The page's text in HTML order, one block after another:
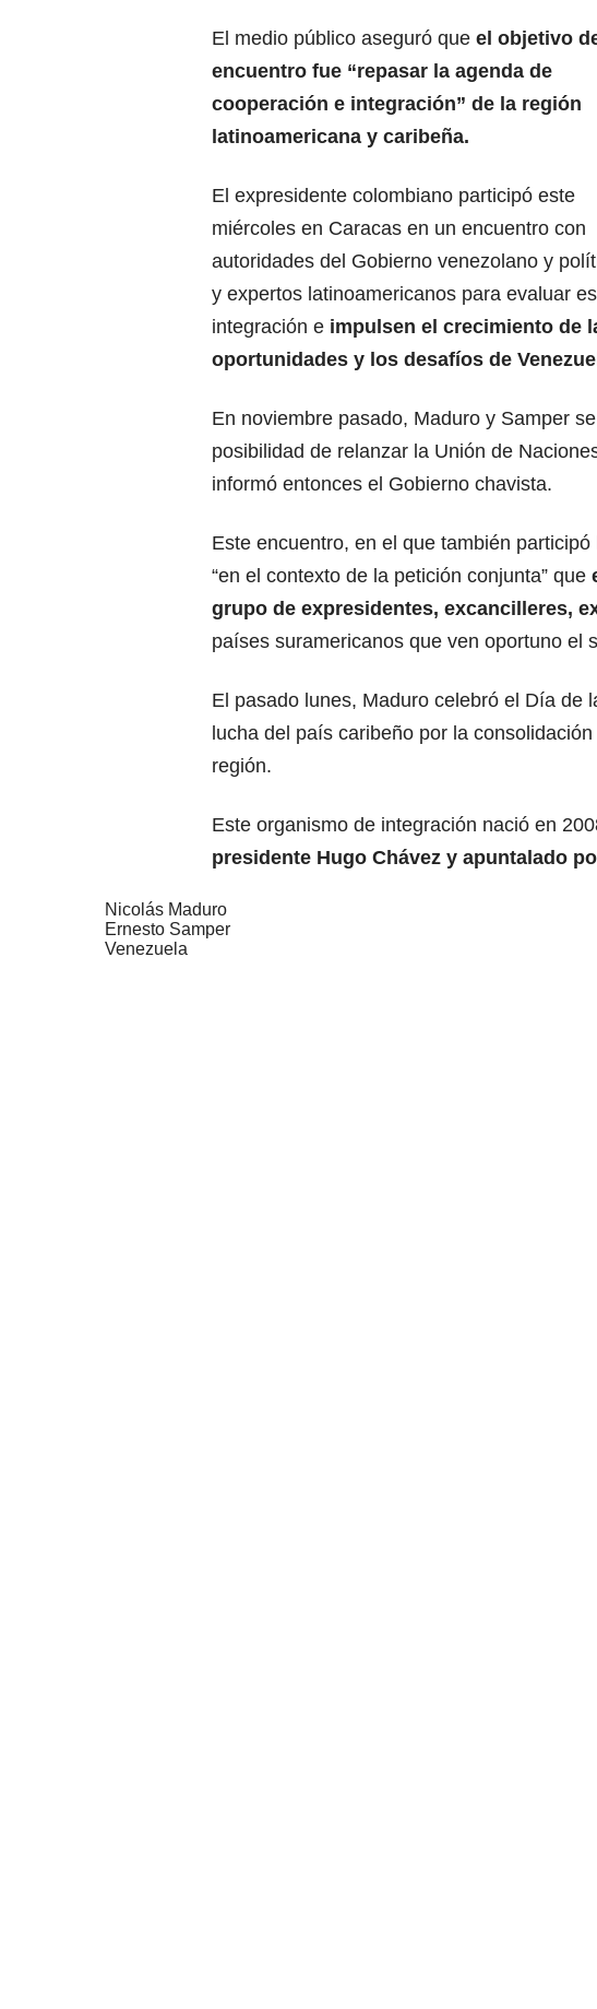
El medio público aseguró que el objetivo
encuentro fue “repasar la agenda de
cooperación e integración” de la región
latinoamericana y caribeña.
El expresidente colombiano participó este
miércoles en Caracas en un encuentro con
autoridades del Gobierno venezolano y
y expertos latinoamericanos para evaluar
integración e impulsen el crecimiento de
oportunidades y los desafíos de
En noviembre pasado, Maduro y Samper
posibilidad de relanzar la Unión de
informó entonces el Gobierno chavista.
Este encuentro, en el que también
“en el contexto de la petición conjunta” que
grupo de expresidentes, excancilleres,
países suramericanos que ven oportuno el
El pasado lunes, Maduro celebró el Día de
lucha del país caribeño por la
región.
Este organismo de integración nació en
presidente Hugo Chávez y apuntalado
Nicolás Maduro
Ernesto Samper
Venezuela